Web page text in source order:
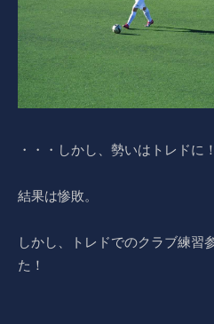
・・・しかし、勢いはトレドに！
結果は惨敗。
しかし、トレドでのクラブ練習
た！